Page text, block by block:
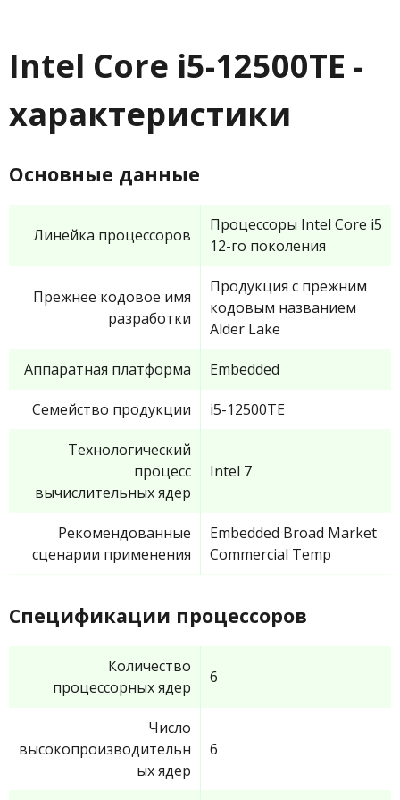
Intel Core i5-12500TE -
характеристики
Основные данные
Линейка процессоров
Процессоры Intel Core i5
12-го поколения
Прежнее кодовое имя
разработки
Продукция с прежним
кодовым названием
Alder Lake
Аппаратная платформа Embedded
Семейство продукции i5-12500TE
Технологический
процесс
вычислительных ядер
Intel 7
Рекомендованные
сценарии применения
Embedded Broad Market
Commercial Temp
Спецификации процессоров
Количество
процессорных ядер
6
Число
высокопроизводительн
ых ядер
6